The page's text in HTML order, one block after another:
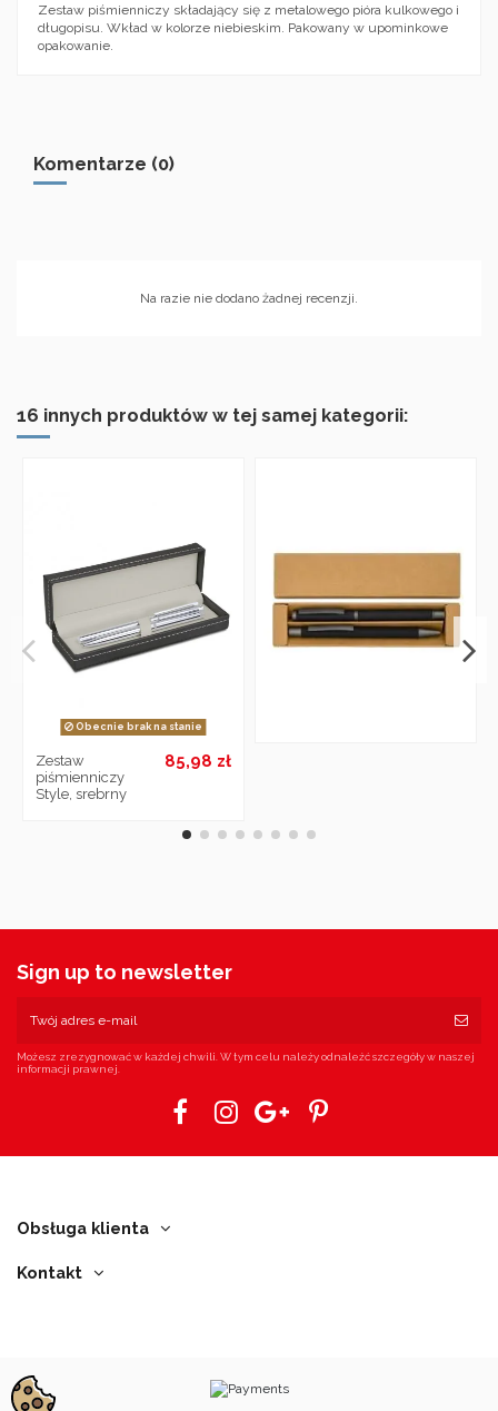
Zestaw piśmienniczy składający się z metalowego pióra kulkowego i
długopisu. Wkład w kolorze niebieskim. Pakowany w upominkowe
opakowanie.
Komentarze (0)
Na razie nie dodano żadnej recenzji.
16 innych produktów w tej samej kategorii:
Obecnie brak na stanie
Zestaw
piśmienniczy
Style, srebrny
85,98 zł
Sign up to newsletter
Możesz zrezygnować w każdej chwili. W tym celu należy odnaleźć szczegóły w naszej
informacji prawnej.
Obsługa klienta
Kontakt